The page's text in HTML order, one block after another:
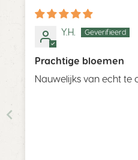
Y.H.
Prachtige bloemen
Nauwelijks van echt te